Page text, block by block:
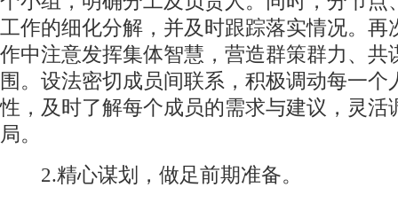
工作的细化分解，并及时跟踪落实情况。再
作中注意发挥集体智慧，营造群策群力、共
围。设法密切成员间联系，积极调动每一个
性，及时了解每个成员的需求与建议，灵活
局。
2.精心谋划，做足前期准备。